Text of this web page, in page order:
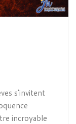
s’invitent
incroyable